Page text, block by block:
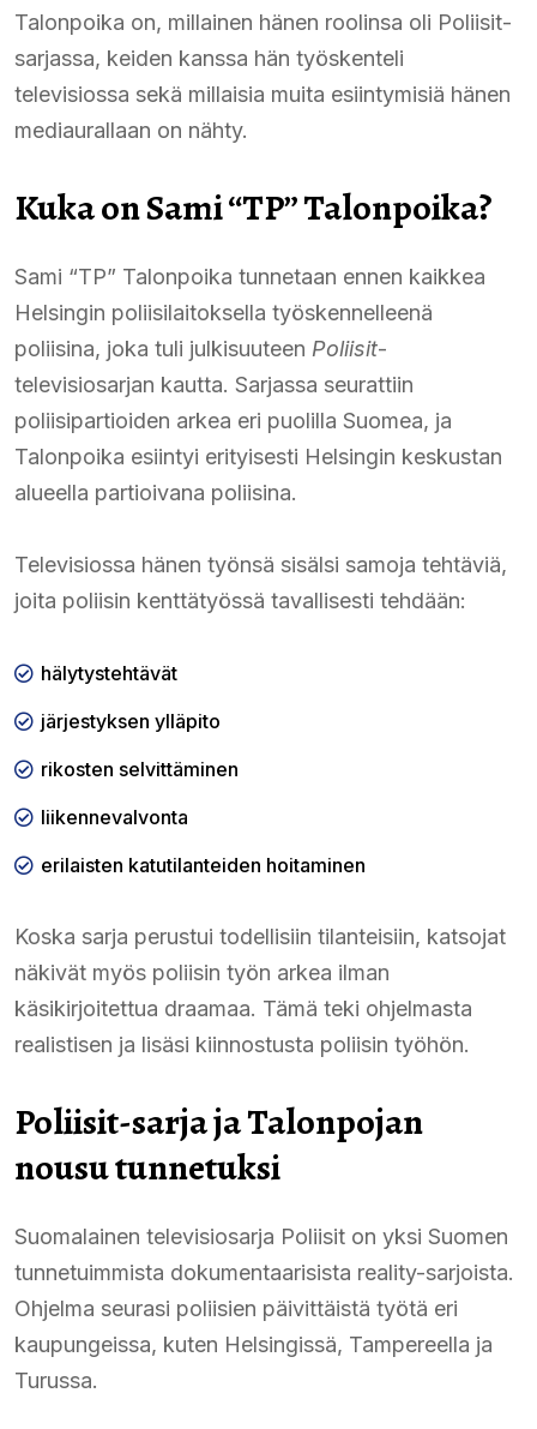
Talonpoika on, millainen hänen roolinsa oli Poliisit-
sarjassa, keiden kanssa hän työskenteli
televisiossa sekä millaisia muita esiintymisiä hänen
mediaurallaan on nähty.
Kuka on Sami “TP” Talonpoika?
Sami “TP” Talonpoika tunnetaan ennen kaikkea
Helsingin poliisilaitoksella työskennelleenä
poliisina, joka tuli julkisuuteen Poliisit-
televisiosarjan kautta. Sarjassa seurattiin
poliisipartioiden arkea eri puolilla Suomea, ja
Talonpoika esiintyi erityisesti Helsingin keskustan
alueella partioivana poliisina.
Televisiossa hänen työnsä sisälsi samoja tehtäviä,
joita poliisin kenttätyössä tavallisesti tehdään:
hälytystehtävät
järjestyksen ylläpito
rikosten selvittäminen
liikennevalvonta
erilaisten katutilanteiden hoitaminen
Koska sarja perustui todellisiin tilanteisiin, katsojat
näkivät myös poliisin työn arkea ilman
käsikirjoitettua draamaa. Tämä teki ohjelmasta
realistisen ja lisäsi kiinnostusta poliisin työhön.
Poliisit-sarja ja Talonpojan
nousu tunnetuksi
Suomalainen televisiosarja Poliisit on yksi Suomen
tunnetuimmista dokumentaarisista reality-sarjoista.
Ohjelma seurasi poliisien päivittäistä työtä eri
kaupungeissa, kuten Helsingissä, Tampereella ja
Turussa.